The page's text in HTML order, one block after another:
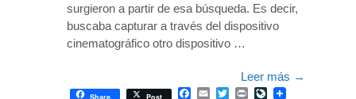
surgieron a partir de esa búsqueda. Es decir,
buscaba capturar a través del dispositivo
cinematográfico otro dispositivo …
Leer más →
Share Post Facebook
EmailTwitterPrintLiveJournal